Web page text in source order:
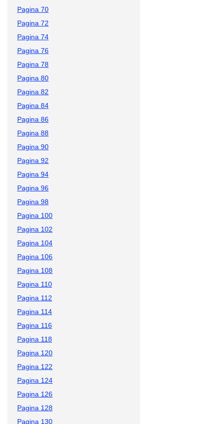
Pagina 70
Pagina 72
Pagina 74
Pagina 76
Pagina 78
Pagina 80
Pagina 82
Pagina 84
Pagina 86
Pagina 88
Pagina 90
Pagina 92
Pagina 94
Pagina 96
Pagina 98
Pagina 100
Pagina 102
Pagina 104
Pagina 106
Pagina 108
Pagina 110
Pagina 112
Pagina 114
Pagina 116
Pagina 118
Pagina 120
Pagina 122
Pagina 124
Pagina 126
Pagina 128
Pagina 130